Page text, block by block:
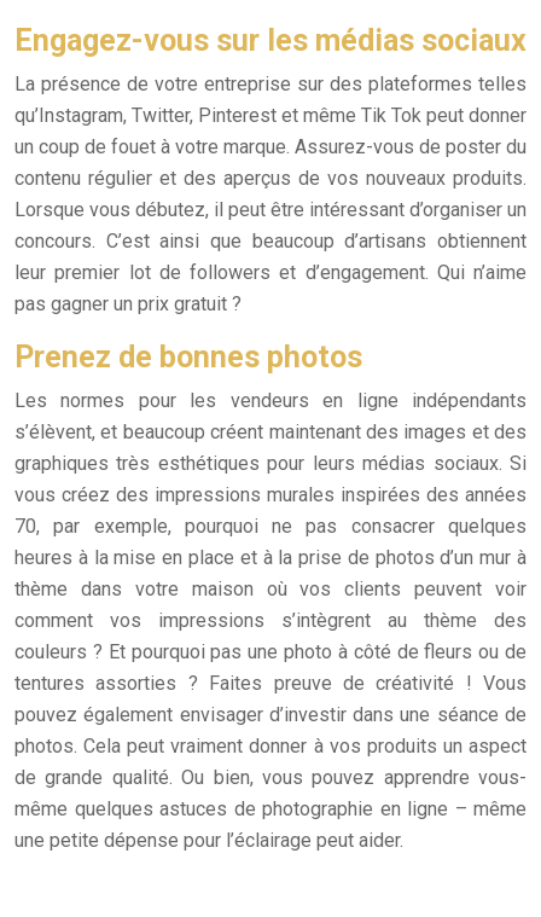
Engagez-vous sur les médias sociaux
La présence de votre entreprise sur des plateformes telles
qu’Instagram, Twitter, Pinterest et même Tik Tok peut donner
un coup de fouet à votre marque. Assurez-vous de poster du
contenu régulier et des aperçus de vos nouveaux produits.
Lorsque vous débutez, il peut être intéressant d’organiser un
concours. C’est ainsi que beaucoup d’artisans obtiennent
leur premier lot de followers et d’engagement. Qui n’aime
pas gagner un prix gratuit ?
Prenez de bonnes photos
Les normes pour les vendeurs en ligne indépendants
s’élèvent, et beaucoup créent maintenant des images et des
graphiques très esthétiques pour leurs médias sociaux. Si
vous créez des impressions murales inspirées des années
70, par exemple, pourquoi ne pas consacrer quelques
heures à la mise en place et à la prise de photos d’un mur à
thème dans votre maison où vos clients peuvent voir
comment vos impressions s’intègrent au thème des
couleurs ? Et pourquoi pas une photo à côté de fleurs ou de
tentures assorties ? Faites preuve de créativité ! Vous
pouvez également envisager d’investir dans une séance de
photos. Cela peut vraiment donner à vos produits un aspect
de grande qualité. Ou bien, vous pouvez apprendre vous-
même quelques astuces de photographie en ligne – même
une petite dépense pour l’éclairage peut aider.